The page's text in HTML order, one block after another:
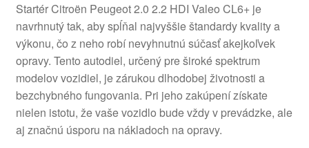
Ochrana osobních údajů
Platby
Pokladňa
Reklamace
Startér Citroën Peugeot 2.0 2.2 HDI Valeo CL6+ je
navrhnutý tak, aby spĺňal najvyššie štandardy kvality a
výkonu, čo z neho robí nevyhnutnú súčasť akejkoľvek
opravy. Tento autodiel, určený pre široké spektrum
modelov vozidiel, je zárukou dlhodobej životnosti a
bezchybného fungovania. Pri jeho zakúpení získate
nielen istotu, že vaše vozidlo bude vždy v prevádzke, ale
aj značnú úsporu na nákladoch na opravy.